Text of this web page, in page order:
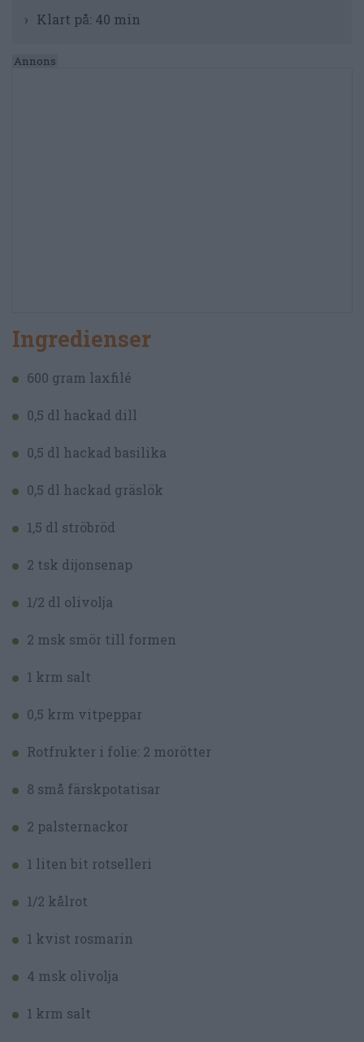
Klart på: 40 min
Ingredienser
600 gram laxfilé
0,5 dl hackad dill
0,5 dl hackad basilika
0,5 dl hackad gräslök
1,5 dl ströbröd
2 tsk dijonsenap
1/2 dl olivolja
2 msk smör till formen
1 krm salt
0,5 krm vitpeppar
Rotfrukter i folie: 2 morötter
8 små färskpotatisar
2 palsternackor
1 liten bit rotselleri
1/2 kålrot
1 kvist rosmarin
4 msk olivolja
1 krm salt